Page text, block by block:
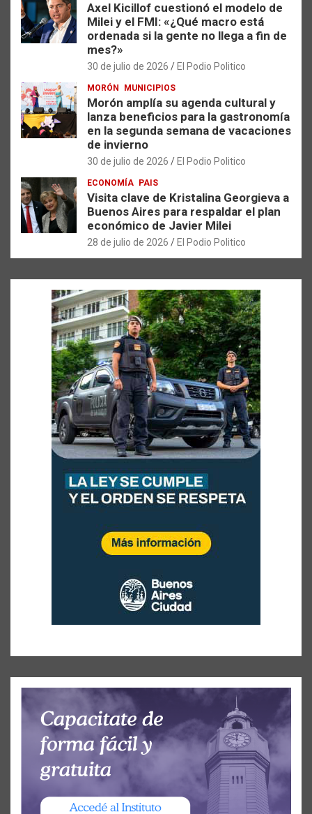
Axel Kicillof cuestionó el modelo de
Milei y el FMI: «¿Qué macro está
ordenada si la gente no llega a fin de
mes?»
30 de julio de 2026 El Podio Politico
MORÓN MUNICIPIOS
Morón amplía su agenda cultural y
lanza beneficios para la gastronomía
en la segunda semana de vacaciones
de invierno
30 de julio de 2026 El Podio Politico
ECONOMÍA PAIS
Visita clave de Kristalina Georgieva a
Buenos Aires para respaldar el plan
económico de Javier Milei
28 de julio de 2026 El Podio Politico